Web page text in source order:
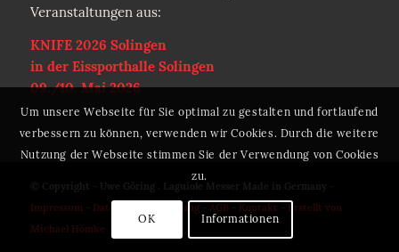
Veranstaltungen aus:
KNIFE 2026 Solingen
in der Eissporthalle Solingen
09./10. Mai 2026
© Copyright - Uwe Göring . Laguiole Messer Made in Germany -
Impressum- Datenschutzerklärung- AGB- Kontakt
Erstellt von
Michael Hömke
Um unsere Webseite für Sie optimal zu gestalten und fortlaufend
verbessern zu können, verwenden wir Cookies. Durch die weitere
Nutzung der Webseite stimmen Sie der Verwendung von Cookies
zu.
OK Informationen